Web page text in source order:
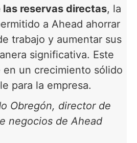
reservas directas, la
a Ahead ahorrar
trabajo y aumentar sus
significativa. Este
un crecimiento sólido
para la empresa.
Obregón, director de
negocios de Ahead